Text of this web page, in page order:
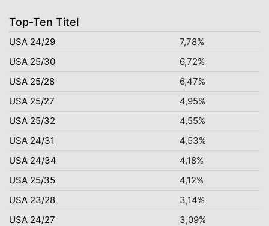
Top-Ten Titel
USA 24/29
7,78%
USA 25/30
6,72%
USA 25/28
6,47%
USA 25/27
4,95%
USA 25/32
4,55%
USA 24/31
4,53%
USA 24/34
4,18%
USA 25/35
4,12%
USA 23/28
3,14%
USA 24/27
3,09%